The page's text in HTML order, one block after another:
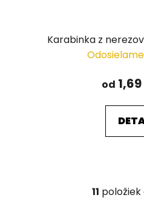
Karabinka z
od
O
11